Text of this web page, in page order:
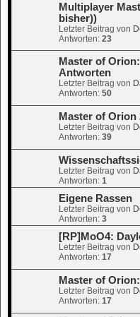
Multiplayer
bisher))
Letzter Beitrag von
Antworten: 23
Master of
Antworten
Letzter Beitrag von
Antworten: 50
Master of Orion
Letzter Beitrag von
Antworten: 39
Letzter Beitrag von
Antworten: 1
Eigene Rassen
Letzter Beitrag von
Antworten: 3
[RP]MoO4:
Letzter Beitrag von
Antworten: 17
Master of
Letzter Beitrag von
Antworten: 17